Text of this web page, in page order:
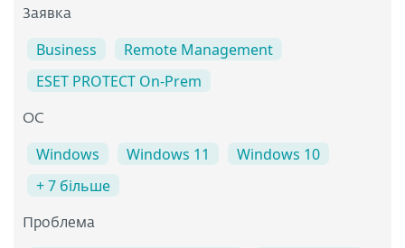
Заявка
Business
Remote Management
ESET PROTECT On-Prem
ОС
Windows Windows 11
Windows 10
+ 7 більше
Проблема